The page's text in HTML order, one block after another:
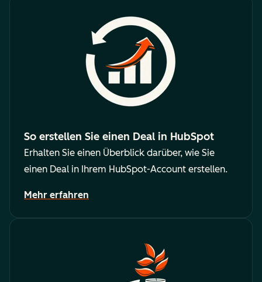
So erstellen Sie einen Deal in HubSpot
Erhalten Sie einen Überblick darüber, wie Sie
einen Deal in Ihrem HubSpot-Account erstellen.
Mehr erfahren